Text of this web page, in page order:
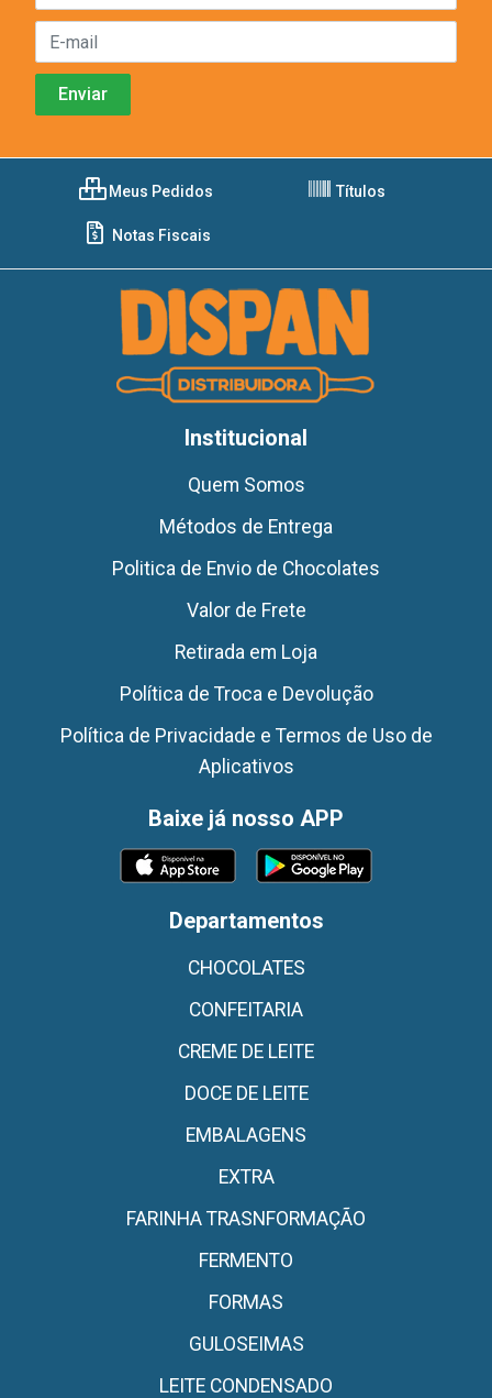
Meus Pedidos Títulos
Notas Fiscais
Institucional
Quem Somos
Métodos de Entrega
Politica de Envio de Chocolates
Valor de Frete
Retirada em Loja
Política de Troca e Devolução
Política de Privacidade e Termos de Uso de
Aplicativos
Baixe já nosso APP
Departamentos
CHOCOLATES
CONFEITARIA
CREME DE LEITE
DOCE DE LEITE
EMBALAGENS
EXTRA
FARINHA TRASNFORMAÇÃO
FERMENTO
FORMAS
GULOSEIMAS
LEITE CONDENSADO